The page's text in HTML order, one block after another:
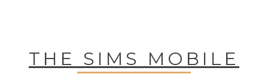
THE SIMS MOBILE